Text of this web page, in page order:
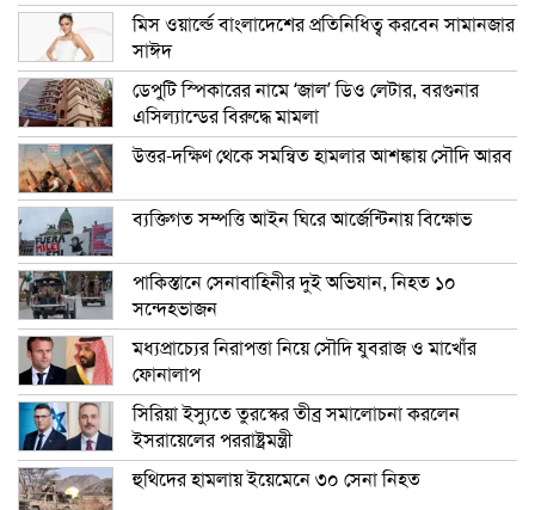
মিস ওয়ার্ল্ডে বাংলাদেশের প্রতিনিধিত্ব করবেন সামানজার
সাঈদ
ডেপুটি স্পিকারের নামে ‘জাল’ ডিও লেটার, বরগুনার
এসিল্যান্ডের বিরুদ্ধে মামলা
উত্তর-দক্ষিণ থেকে সমন্বিত হামলার আশঙ্কায় সৌদি আরব
ব্যক্তিগত সম্পত্তি আইন ঘিরে আর্জেন্টিনায় বিক্ষোভ
পাকিস্তানে সেনাবাহিনীর দুই অভিযান, নিহত ১০
সন্দেহভাজন
মধ্যপ্রাচ্যের নিরাপত্তা নিয়ে সৌদি যুবরাজ ও মাখোঁর
ফোনালাপ
সিরিয়া ইস্যুতে তুরস্কের তীব্র সমালোচনা করলেন
ইসরায়েলের পররাষ্ট্রমন্ত্রী
হুথিদের হামলায় ইয়েমেনে ৩০ সেনা নিহত